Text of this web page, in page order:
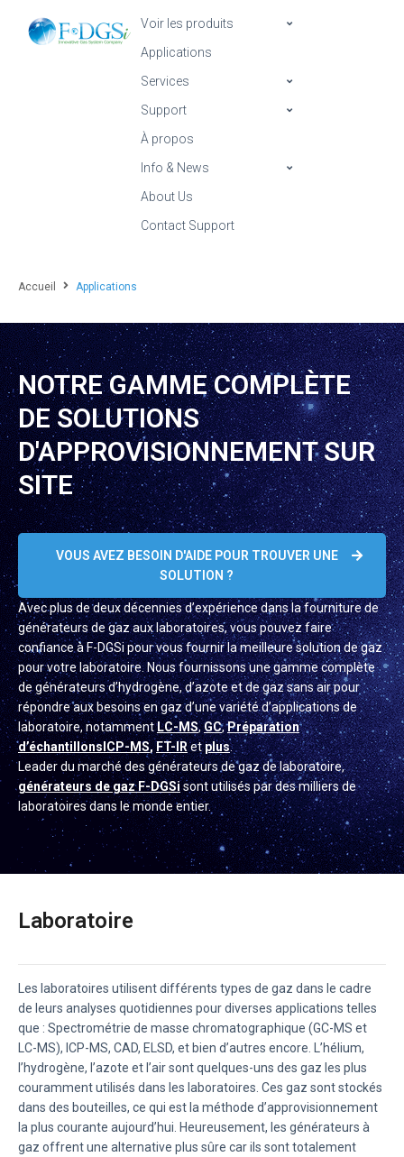
Voir les produits
Applications
Services
Support
À propos
Info & News
About Us
Contact Support
Accueil Applications
NOTRE GAMME COMPLÈTE
DE SOLUTIONS
D'APPROVISIONNEMENT SUR
SITE
VOUS AVEZ BESOIN D'AIDE POUR TROUVER UNE
SOLUTION ?
Avec plus de deux décennies d’expérience dans la fourniture de
générateurs de gaz aux laboratoires, vous pouvez faire
confiance à F-DGSi pour vous fournir la meilleure solution de gaz
pour votre laboratoire. Nous fournissons une gamme complète
de générateurs d’hydrogène, d’azote et de gaz sans air pour
répondre aux besoins en gaz d’une variété d’applications de
laboratoire, notammentLC-MS,GC,Préparation
d’échantillonsICP-MS,FT-IRetplus.
Leader du marché des générateurs de gaz de laboratoire,
générateurs de gaz F-DGSisont utilisés par des milliers de
laboratoires dans le monde entier.
Laboratoire
Les laboratoires utilisent différents types de gaz dans le cadre
de leurs analyses quotidiennes pour diverses applications telles
que : Spectrométrie de masse chromatographique (GC-MS et
LC-MS), ICP-MS, CAD, ELSD, et bien d’autres encore. L’hélium,
l’hydrogène, l’azote et l’air sont quelques-uns des gaz les plus
couramment utilisés dans les laboratoires. Ces gaz sont stockés
dans des bouteilles, ce qui est la méthode d’approvisionnement
la plus courante aujourd’hui. Heureusement, les générateurs à
gaz offrent une alternative plus sûre car ils sont totalement